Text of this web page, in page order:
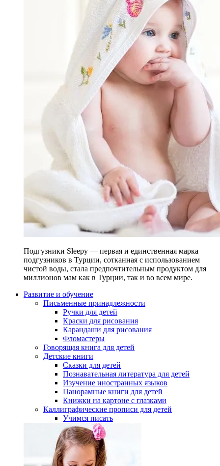
Подгузники Sleepy — первая и единственная марка
подгузников в Турции, сотканная с использованием
чистой воды, стала предпочтительным продуктом для
миллионов мам как в Турции, так и во всем мире.
Развитие и обучение
Письменные принадлежности
Ручки для детей
Краски для рисования
Карандаши для рисования
Фломастеры
Говорящая книга для детей
Детские книги
Сказки для детей
Познавательная литература для детей
Изучение иностранных языков
Панорамные книги для детей
Книжки на картоне с глазками
Каллиграфические прописи для детей
Учимся писать